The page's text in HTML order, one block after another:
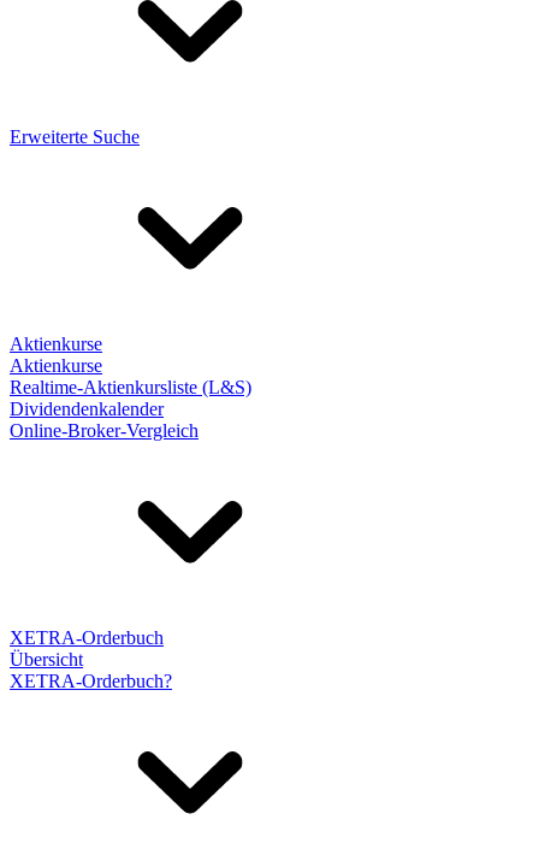
Erweiterte Suche
Aktienkurse
Aktienkurse
Realtime-Aktienkursliste (L&S)
Dividendenkalender
Online-Broker-Vergleich
XETRA-Orderbuch
Übersicht
XETRA-Orderbuch?